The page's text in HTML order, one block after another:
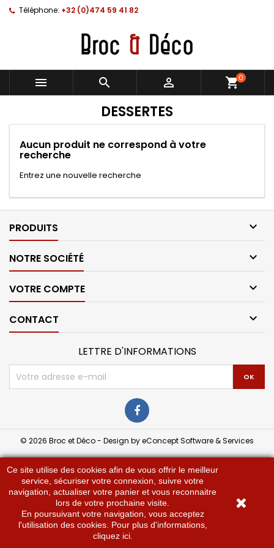
Téléphone: +32 (0)474 59 41 82
   shopping_cart0
DESSERTES
Aucun produit ne correspond à votre
recherche
Entrez une nouvelle recherche
PRODUITS 
NOTRE SOCIÉTÉ 
VOTRE COMPTE 
CONTACT 
Ce site utilise des cookies afin de vous offrir le meilleur
service, sécuriser votre connexion, suivre votre
navigation, actualiser votre panier et vous reconnaitre
lors de votre prochaine visite.
En poursuivant votre navigation, vous acceptez
l'utilisation des cookies. Pour plus d'informations,
cliquez ici.
LETTRE D'INFORMATIONS
© 2026 Broc et Déco - Design by eConcept Software & Services